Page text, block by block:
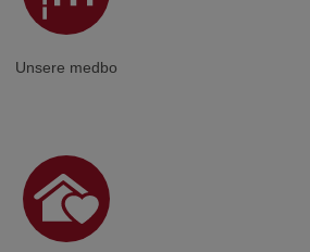
Unsere medbo